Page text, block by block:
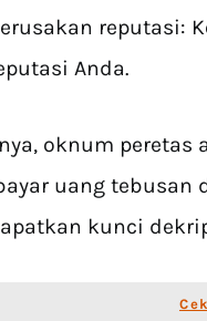
reputasi:
Anda.
oknum
uang tebusan
kunci